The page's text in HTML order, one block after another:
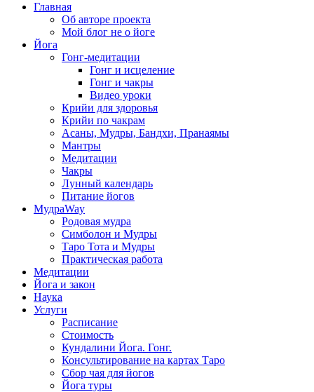
Главная
Об авторе проекта
Мой блог не о йоге
Йога
Гонг-медитации
Гонг и исцеление
Гонг и чакры
Видео уроки
Крийи для здоровья
Крийи по чакрам
Асаны, Мудры, Бандхи, Пранаямы
Мантры
Медитации
Чакры
Лунный календарь
Питание йогов
МудраWay
Родовая мудра
Симболон и Мудры
Таро Тота и Мудры
Практическая работа
Медитации
Йога и закон
Наука
Услуги
Расписание
Стоимость
Кундалини Йога. Гонг.
Консультирование на картах Таро
Сбор чая для йогов
Йога туры